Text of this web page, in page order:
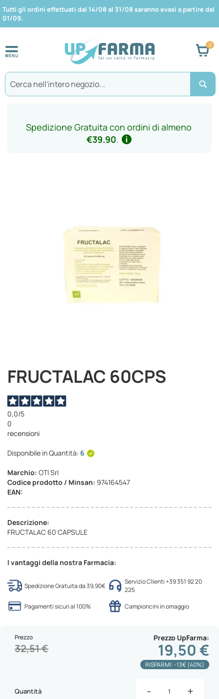
Tutti gli ordini effettuati dal 14/08 al 31/08 saranno evasi a partire dal
01/09.
Spedizione Gratuita con ordini di almeno
€39.90.
FRUCTALAC 60CPS
0,0/5
0
recensioni
Disponibile in Quantità: 6
Marchio: OTI Srl
Codice prodotto / Minsan: 974164547
EAN:
Descrizione:
FRUCTALAC 60 CAPSULE
I vantaggi della nostra Farmacia:
Spedizione Gratuita da 39,90€
Servizio Clienti +39 351 92 20
225
Pagamenti sicuri al 100%
Campioncini in omaggio
Prezzo UpFarma
19,50 €
Prezzo
32,51 €
RISPARMI: -13€ (40%)
Quantità - +
Vai
all'inizio
galleria
di
immagini